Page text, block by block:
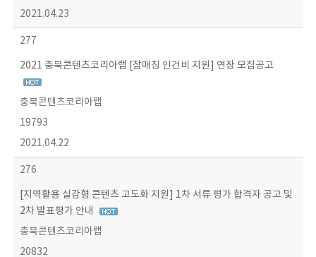
2021.04.23
277
2021 충북콘텐츠코리아랩 [잡매칭 인건비 지원] 연장 모집공고
충북콘텐츠코리아랩
19793
2021.04.22
276
[지역활용 실감형 콘텐츠 고도화 지원] 1차 서류 평가 합격자 공고 및
2차 발표평가 안내
충북콘텐츠코리아랩
20832